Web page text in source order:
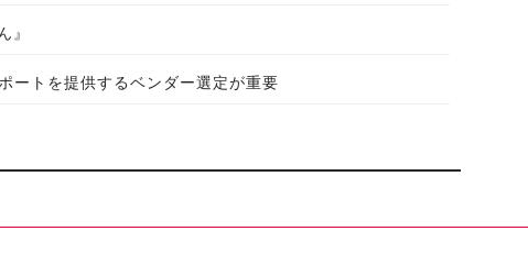
』
ートを提供するベンダー選定が重要